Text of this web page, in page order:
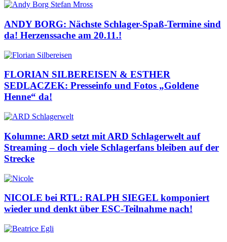
ANDY BORG: Nächste Schlager-Spaß-Termine sind
da! Herzenssache am 20.11.!
FLORIAN SILBEREISEN & ESTHER
SEDLACZEK: Presseinfo und Fotos „Goldene
Henne“ da!
Kolumne: ARD setzt mit ARD Schlagerwelt auf
Streaming – doch viele Schlagerfans bleiben auf der
Strecke
NICOLE bei RTL: RALPH SIEGEL komponiert
wieder und denkt über ESC-Teilnahme nach!